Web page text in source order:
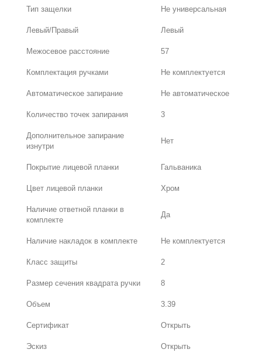
Тип защелки Не универсальная
Левый/Правый Левый
Межосевое расстояние 57
Комплектация ручками Не комплектуется
Автоматическое запирание Не автоматическое
Количество точек запирания 3
Дополнительное запирание
изнутри
Нет
Покрытие лицевой планки Гальваника
Цвет лицевой планки Хром
Наличие ответной планки в
комплекте
Да
Наличие накладок в комплекте Не комплектуется
Класс защиты 2
Размер сечения квадрата ручки 8
Объем 3.39
Сертификат Открыть
Эскиз Открыть